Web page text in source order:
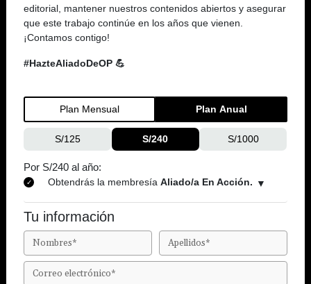
editorial, mantener nuestros contenidos abiertos y asegurar
que este trabajo continúe en los años que vienen.
¡Contamos contigo!
#HazteAliadoDeOP 💪
Plan Mensual Plan Anual
S/125 S/240 S/1000
Por S/240 al año:
Obtendrás la membresía Aliado/a En Acción.
Tu información